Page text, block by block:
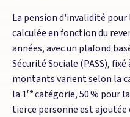
La pension d'invalidité
calculée en fonction du
années, avec un plafond
Sécurité Sociale (PASS), fixé
montants varient selon la
la 1ʳᵉ catégorie, 50 % pour
tierce personne est ajoutée